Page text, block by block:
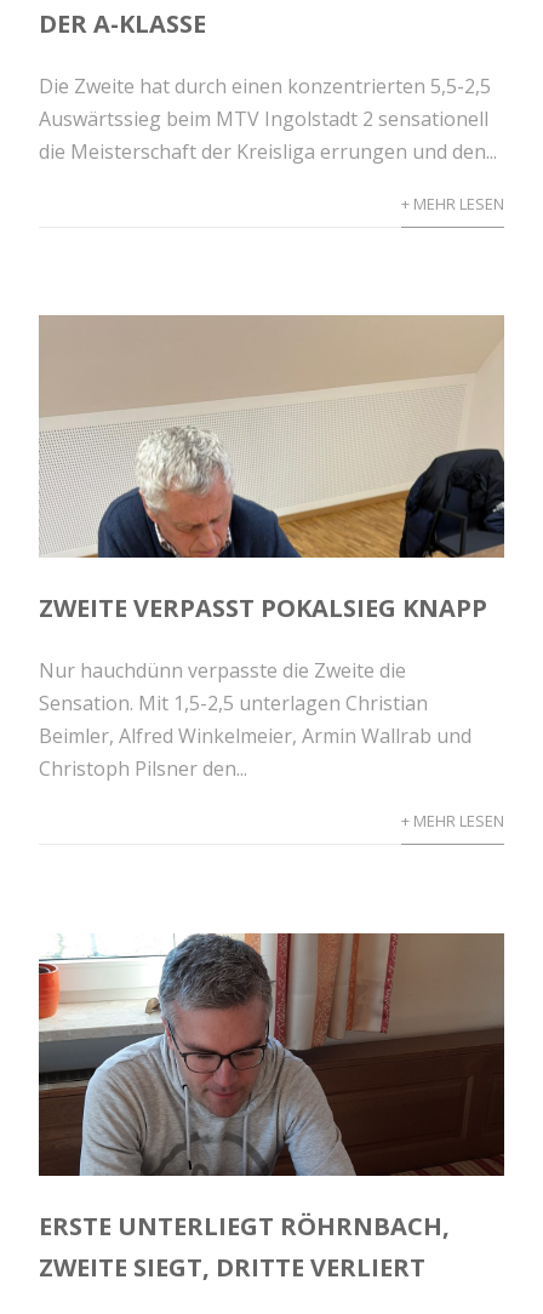
DER A-KLASSE
Die Zweite hat durch einen konzentrierten 5,5-2,5
Auswärtssieg beim MTV Ingolstadt 2 sensationell
die Meisterschaft der Kreisliga errungen und den...
+ MEHR LESEN
ZWEITE VERPASST POKALSIEG KNAPP
Nur hauchdünn verpasste die Zweite die
Sensation. Mit 1,5-2,5 unterlagen Christian
Beimler, Alfred Winkelmeier, Armin Wallrab und
Christoph Pilsner den...
+ MEHR LESEN
ERSTE UNTERLIEGT RÖHRNBACH,
ZWEITE SIEGT, DRITTE VERLIERT